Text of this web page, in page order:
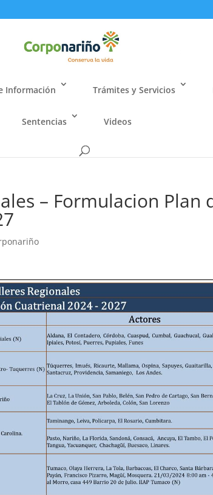
Información Trámites y Servicios
Sentencias Videos
– Formulacion Plan